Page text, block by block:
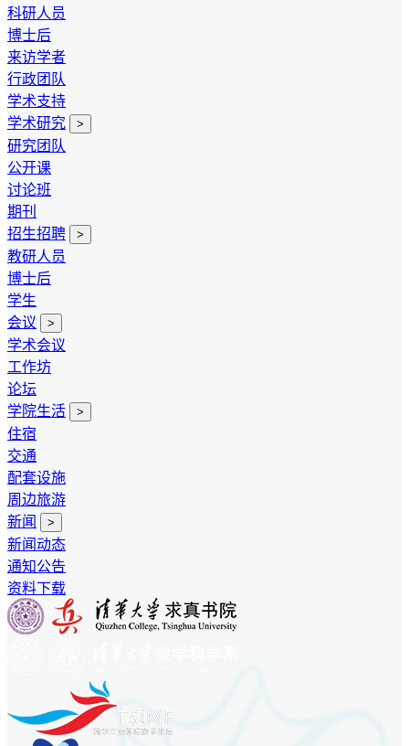
科研人员
博士后
来访学者
行政团队
学术支持
学术研究
>
研究团队
公开课
讨论班
期刊
招生招聘
>
教研人员
博士后
学生
会议
>
学术会议
工作坊
论坛
学院生活
>
住宿
交通
配套设施
周边旅游
新闻
>
新闻动态
通知公告
资料下载